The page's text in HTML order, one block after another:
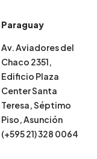
Paraguay
Av. Aviadores del
Chaco 2351,
Edificio Plaza
Center Santa
Teresa, Séptimo
Piso, Asunción
(+595 21) 328 0064